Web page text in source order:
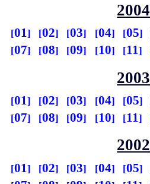
2004
01 02 03 04 05
07
08 09 10 11
2003
01 02 03 04 05
07
08 09 10 11
2002
01 02 03 04 05